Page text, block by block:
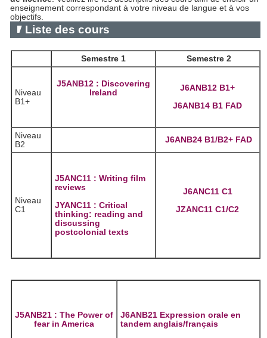
enseignement correspondant à votre niveau de langue et à vos
objectifs.
Liste des cours
Semestre 1 Semestre 2
Niveau
B1+
J5ANB12 : Discovering
Ireland
J6ANB12 B1+
J6ANB14 B1 FAD
Niveau
B2
J6ANB24 B1/B2+ FAD
Niveau
C1
J5ANC11 : Writing film
reviews
JYANC11 : Critical
thinking: reading and
discussing
postcolonial texts
J6ANC11 C1
JZANC11 C1/C2
J5ANB21 : The Power of
fear in America
J6ANB21 Expression orale en
tandem anglais/français